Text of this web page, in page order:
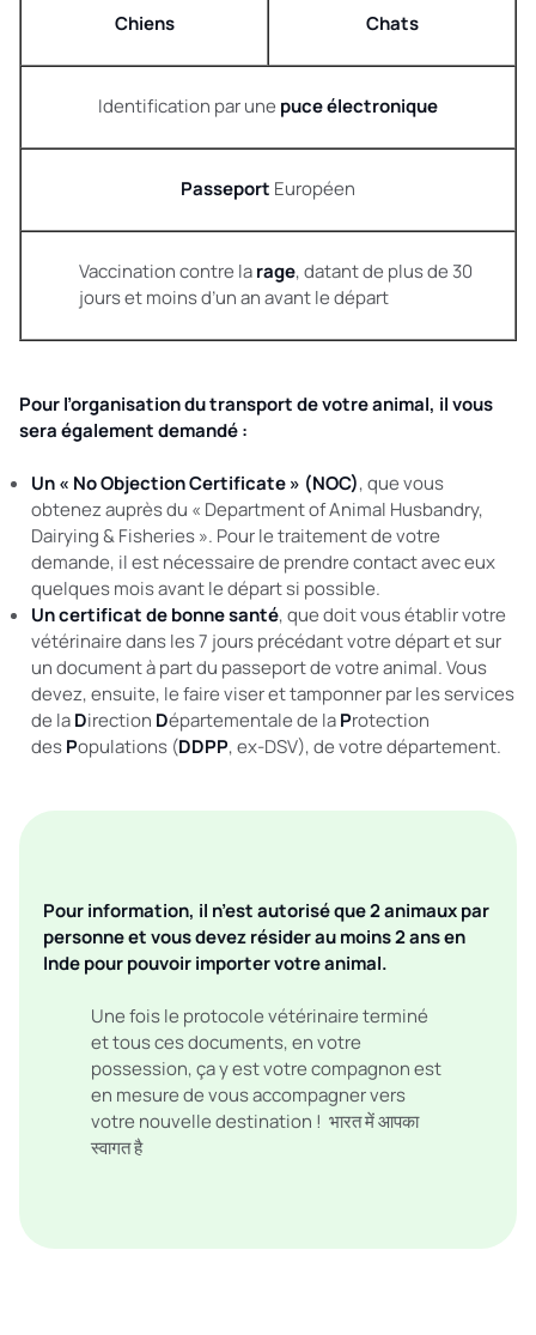
Chiens Chats
Identification par une puce électronique
Passeport Européen
Vaccination contre larage, datant de plus de 30
jours et moins d’un an avant le départ
Pour l’organisation du transport de votre animal, il vous
sera également demandé :
Un « No Objection Certificate » (NOC), que vous
obtenez auprès du « Department of Animal Husbandry,
Dairying & Fisheries ». Pour le traitement de votre
demande, il est nécessaire de prendre contact avec eux
quelques mois avant le départ si possible.
Un certificat de bonne santé, que doit vous établir votre
vétérinaire dans les 7 jours précédant votre départ et sur
un document à part du passeport de votre animal. Vous
devez, ensuite, le faire viser et tamponner par les services
de laDirection Départementale de laProtection
desPopulations (DDPP, ex-DSV), de votre département.
Pour information, il n’est autorisé que 2 animaux par
personne et vous devez résider au moins 2 ans en
Inde pour pouvoir importer votre animal.
Une fois le protocole vétérinaire terminé
et tous ces documents, en votre
possession, ça y est votre compagnon est
en mesure de vous accompagner vers
votre nouvelle destination ! भारत में आपका
स्वागत है